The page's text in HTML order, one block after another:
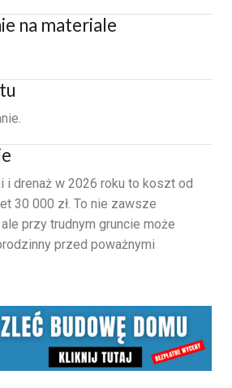
na materiale
i drenaż w 2026 roku to koszt od
30 000 zł. To nie zawsze
przy trudnym gruncie może
przed poważnymi